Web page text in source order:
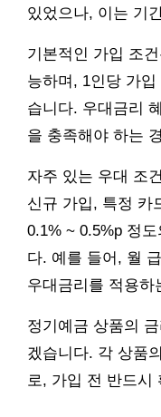
있었으나, 이는 기
기본적인 가입 조
능하며, 1인당 가
습니다. 우대금리
을 충족해야 하는
자주 있는 우대 조
신규 가입, 특정 카
0.1% ~ 0.5%p 정
다. 예를 들어, 월
우대금리를 적용하
정기예금 상품의
겠습니다. 각 상품
로, 가입 전 반드시